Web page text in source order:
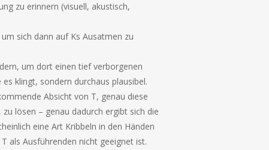
zu erinnern (visuell, akustisch,
sich dann auf Ks Ausatmen zu
um dort einen tief verborgenen
klingt, sondern durchaus plausibel.
Absicht von T, genau diese
lösen – genau dadurch ergibt sich die
eine Art Kribbeln in den Händen
als Ausführenden nicht geeignet ist.